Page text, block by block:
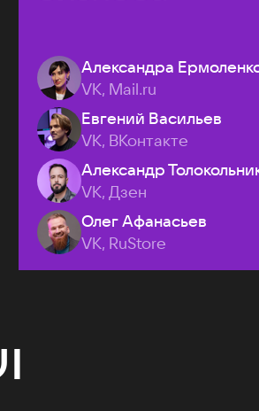
Александра
VK, Mail.ru
Евгений Васильев
VK, ВКонтакте
Александр
VK, Дзен
Олег Афанасьев
VK, RuStore